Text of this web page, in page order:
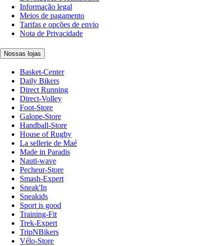
Informação legal
Meios de pagamento
Tarifas e opções de envio
Nota de Privacidade
Nossas lojas
Basket-Center
Daily Bikers
Direct Running
Direct-Volley
Foot-Store
Galope-Store
Handball-Store
House of Rugby
La sellerie de Maé
Made in Paradis
Nauti-wave
Pecheur-Store
Smash-Expert
Sneak'In
Sneakids
Sport is good
Training-Fit
Trek-Expert
TripNBikers
Vélo-Store